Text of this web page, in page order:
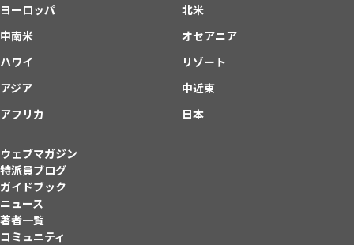
ヨーロッパ
北米
中南米
オセアニア
ハワイ
リゾート
アジア
中近東
アフリカ
日本
ウェブマガジン
特派員ブログ
ガイドブック
ニュース
著者一覧
コミュニティ